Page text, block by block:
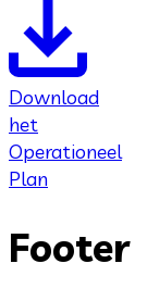
Download
het
Operationeel
Plan
Footer